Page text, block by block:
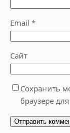
Email *
Сайт
Сохранить
браузере